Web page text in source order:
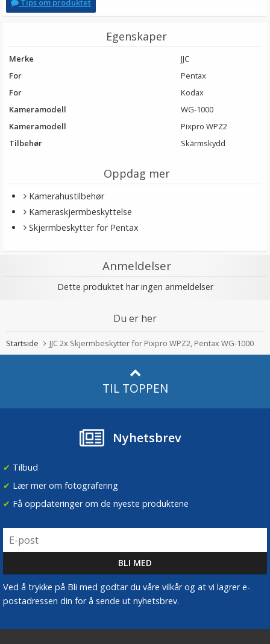
Tips om produktet
Egenskaper
Merke
JJC
For
Pentax
For
Kodax
Kameramodell
WG-1000
Kameramodell
Pixpro WPZ2
Tilbehør
Skärmskydd
Oppdag mer
Kamerahustilbehør
Kameraskjermbeskyttelse
Skjermbeskytter for Pentax
Anmeldelser
Dette produktet har ingen anmeldelser
Du er her
Startside JJC 2x Skjermbeskytter for Pixpro WPZ2, Pentax WG-1000
TIL TOPPEN
Nyhetsbrev
✔ Tilbud
✔ Lær mer om fotografering
✔ Få oppdateringer om de nyeste produktene
Ved å trykke på Bli med godtar du våre vilkår og at vi lagrer e-
postadressen din for å sende ut nyhetsbrev.